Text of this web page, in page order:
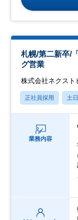
札幌/第二新卒/
グ営業
株式会社ネクスト
正社員採用 土
業務内容